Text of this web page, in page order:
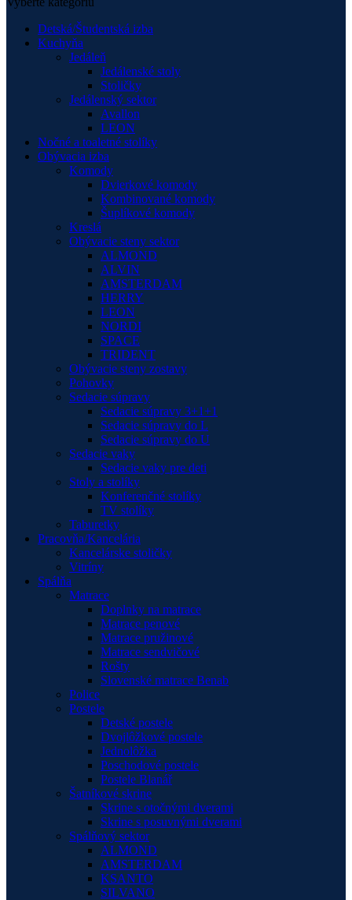
Detská/Študentská izba
Kuchyňa
Jedáleň
Jedálenské stoly
Stoličky
Jedálenský sektor
Avallon
LEON
Nočné a toaletné stolíky
Obývacia izba
Komody
Dvierkové komody
Kombinované komody
Šuplíkové komody
Kreslá
Obývacie steny sektor
ALMOND
ALVIN
AMSTERDAM
HERRY
LEON
NORDI
SPACE
TRIDENT
Obývacie steny zostavy
Pohovky
Sedacie súpravy
Sedacie súpravy 3+1+1
Sedacie súpravy do L
Sedacie súpravy do U
Sedacie vaky
Sedacie vaky pre deti
Stoly a stolíky
Konferenčné stolíky
TV stolíky
Taburetky
Pracovňa/Kancelária
Kancelárske stoličky
Vitríny
Spálňa
Matrace
Doplnky na matrace
Matrace penové
Matrace pružinové
Matrace sendvičové
Rošty
Slovenské matrace Benab
Police
Postele
Detské postele
Dvojlôžkové postele
Jednolôžka
Poschodové postele
Postele Blanář
Šatníkové skrine
Skrine s otočnými dverami
Skrine s posuvnými dverami
Spálňový sektor
ALMOND
AMSTERDAM
KSANTO
SILVANO